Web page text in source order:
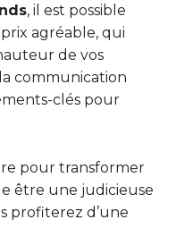
, il est possible
agréable, qui
de vos
communication
clés pour
pour transformer
être une judicieuse
profiterez d’une